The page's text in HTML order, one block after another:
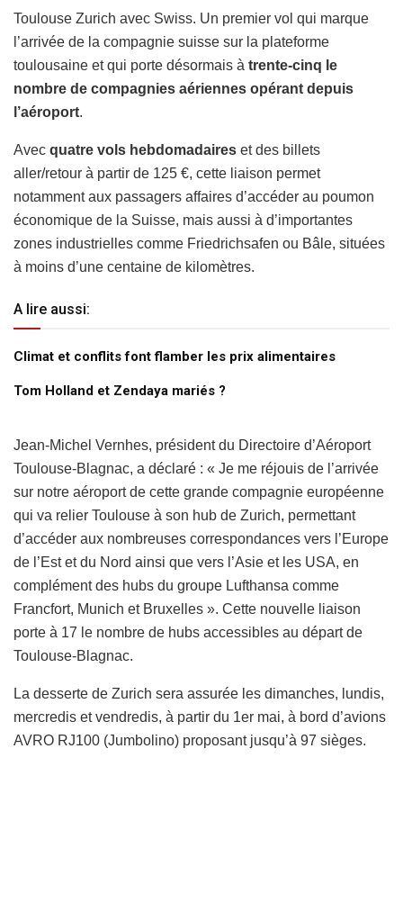
Toulouse Zurich avec Swiss. Un premier vol qui marque
l’arrivée de la compagnie suisse sur la plateforme
toulousaine et qui porte désormais à trente-cinq le
nombre de compagnies aériennes opérant depuis
l’aéroport.
Avec quatre vols hebdomadaires et des billets
aller/retour à partir de 125 €, cette liaison permet
notamment aux passagers affaires d’accéder au poumon
économique de la Suisse, mais aussi à d’importantes
zones industrielles comme Friedrichsafen ou Bâle, situées
à moins d’une centaine de kilomètres.
A lire aussi:
Climat et conflits font flamber les prix alimentaires
Tom Holland et Zendaya mariés ?
Jean-Michel Vernhes, président du Directoire d’Aéroport
Toulouse-Blagnac, a déclaré : « Je me réjouis de l’arrivée
sur notre aéroport de cette grande compagnie européenne
qui va relier Toulouse à son hub de Zurich, permettant
d’accéder aux nombreuses correspondances vers l’Europe
de l’Est et du Nord ainsi que vers l’Asie et les USA, en
complément des hubs du groupe Lufthansa comme
Francfort, Munich et Bruxelles ». Cette nouvelle liaison
porte à 17 le nombre de hubs accessibles au départ de
Toulouse-Blagnac.
La desserte de Zurich sera assurée les dimanches, lundis,
mercredis et vendredis, à partir du 1er mai, à bord d’avions
AVRO RJ100 (Jumbolino) proposant jusqu’à 97 sièges.